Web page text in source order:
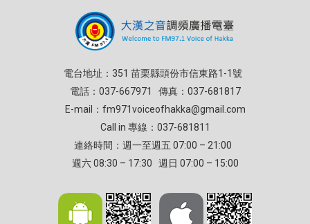
電台地址：351 苗栗縣頭份市信東路1-1號
電話：037-667971 傳真：037-681817
E-mail： fm971voiceofhakka@gmail.com
Call in 專線：037-681811
連絡時間：週一至週五 07:00 – 21:00
週六 08:30 – 17:30 週日 07:00 – 15:00